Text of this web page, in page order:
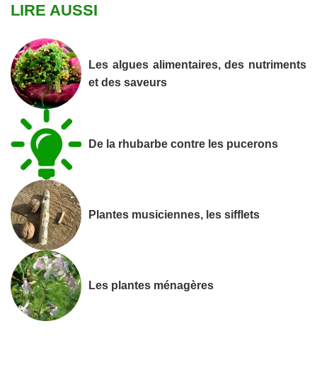
LIRE AUSSI
Les algues alimentaires, des nutriments
et des saveurs
De la rhubarbe contre les pucerons
Plantes musiciennes, les sifflets
Les plantes ménagères